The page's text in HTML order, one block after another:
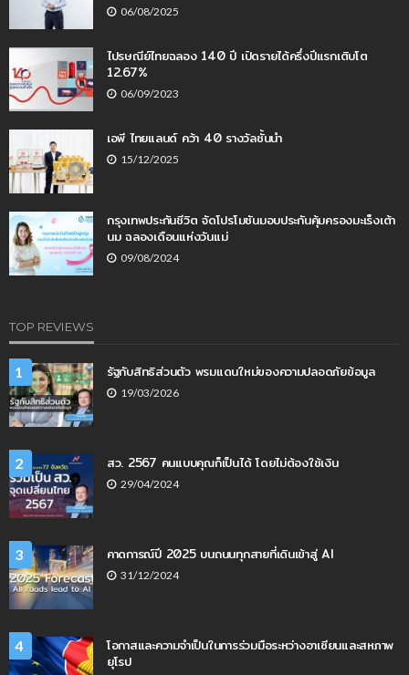
06/08/2025
ไปรษณีย์ไทยฉลอง 140 ปี เปิดรายได้ครึ่งปีแรกเติบโต
12.67%
06/09/2023
เอพี ไทยแลนด์ คว้า 40 รางวัลชั้นนำ
15/12/2025
กรุงเทพประกันชีวิต จัดโปรโมชันมอบประกันคุ้มครองมะเร็งเต้า
นม ฉลองเดือนแห่งวันแม่
09/08/2024
TOP REVIEWS
1 รัฐกับสิทธิส่วนตัว พรมแดนใหม่ของความปลอดภัยข้อมูล
19/03/2026
2 สว. 2567 คนแบบคุณก็เป็นได้ โดยไม่ต้องใช้เงิน
29/04/2024
3 คาดการณ์ปี 2025 บนถนนทุกสายที่เดินเข้าสู่ AI
31/12/2024
4
โอกาสและความจำเป็นในการร่วมมือระหว่างอาเซียนและสหภาพ
ยุโรป